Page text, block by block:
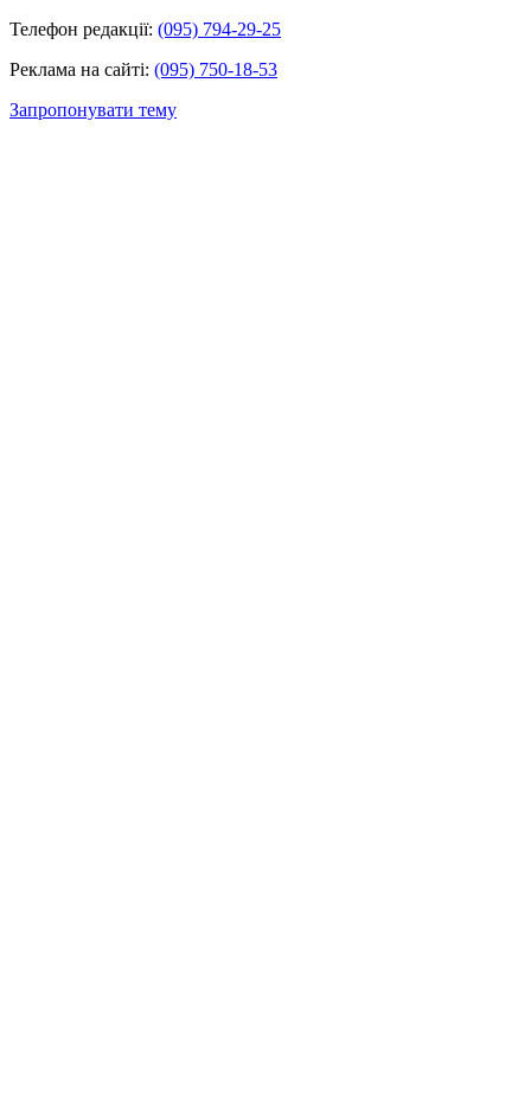
Телефон редакції: (095) 794-29-25
Реклама на сайті: (095) 750-18-53
Запропонувати тему